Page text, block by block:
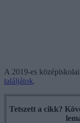
A 2019-es
találjátok.
Tetszett a cikk?